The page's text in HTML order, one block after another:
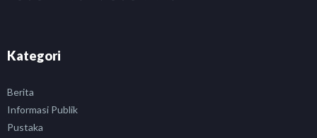
Kategori
Berita
Informasi Publik
Pustaka